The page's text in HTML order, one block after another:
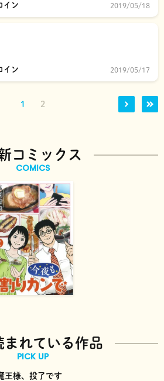
イン 2019/05/18
イン 2019/05/17
1 2
コミックス
COMICS
まれている作品
PICK UP
王様、投了です